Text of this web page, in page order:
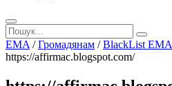
EMA /Громадянам /BlackList EMA
https://affirmac.blogspot.com/